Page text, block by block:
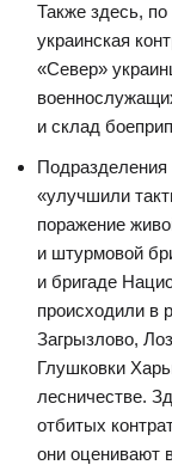
Также здесь,
украинская
«Север»
и склад
Подразделения
«улучшили
поражение
и штурмовой
и бригаде
происходили в
Загрызлово,
Глушковки
лесничестве.
отбитых
они оценивают